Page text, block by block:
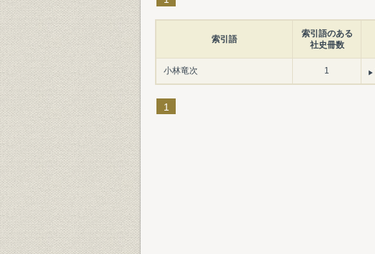
索引語
索引語のある
社史冊数
小林竜次 1
1